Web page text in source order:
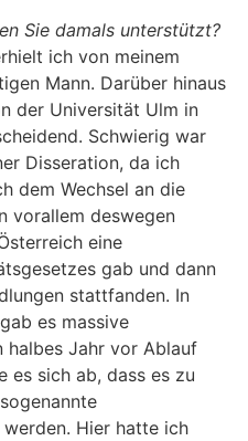
Sie damals unterstützt?
ich von meinem
Mann. Darüber hinaus
der Universität Ulm in
Schwierig war
Disseration, da ich
dem Wechsel an die
vorallem deswegen
eine
gab und dann
stattfanden. In
es massive
halbes Jahr vor Ablauf
es sich ab, dass es zu
Hier hatte ich